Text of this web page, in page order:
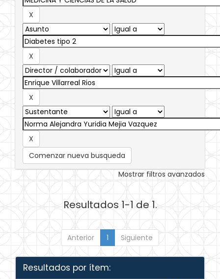
Comenzar nueva busqueda
Mostrar filtros avanzados
Resultados 1-1 de 1.
Anterior 1 Siguiente
Resultados por ítem: